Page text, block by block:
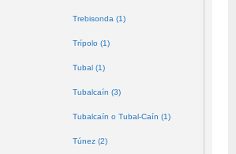
Trebisonda (1)
Trípolo (1)
Tubal (1)
Tubalcaín (3)
Tubalcaín o Tubal-Caín (1)
Túnez (2)